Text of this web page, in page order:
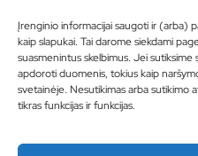
Įrenginio informacijai saugoti ir (arba)
kaip slapukai. Tai darome siekdami
suasmenintus skelbimus. Jei
apdoroti duomenis, tokius kaip
svetainėje. Nesutikimas arba sutikimo
tikras funkcijas ir funkcijas.
Tapkite
partneriu
Visas
produktų
asortimentas
Produktų